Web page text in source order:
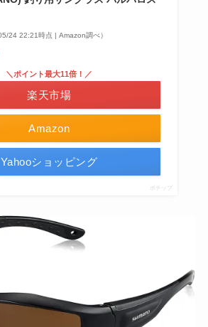
24 22:21時点 | Amazon調べ）
Amazon
＼ポイント最大11倍！／
楽天市場
Yahooショッピング
ポチップ